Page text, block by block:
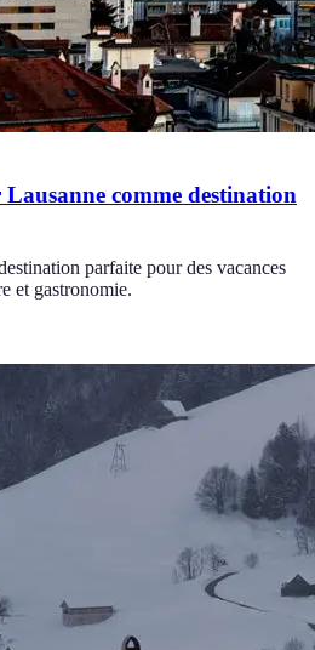
comme destination
parfaite pour des vacances
et gastronomie.